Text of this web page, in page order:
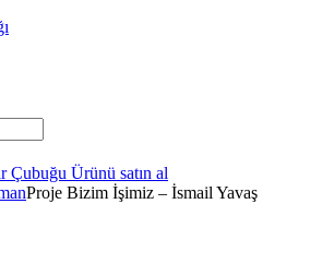
Çubuğu Ürünü satın al
Proje Bizim İşimiz – İsmail Yavaş